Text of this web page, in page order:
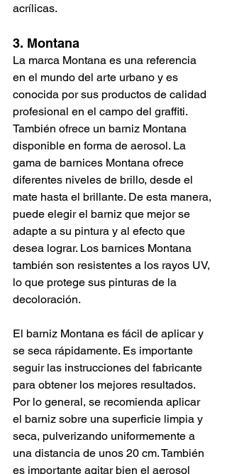
acrílicas.
3. Montana
La marca Montana es una referencia
en el mundo del arte urbano y es
conocida por sus productos de calidad
profesional en el campo del graffiti.
También ofrece un barniz Montana
disponible en forma de aerosol. La
gama de barnices Montana ofrece
diferentes niveles de brillo, desde el
mate hasta el brillante. De esta manera,
puede elegir el barniz que mejor se
adapte a su pintura y al efecto que
desea lograr. Los barnices Montana
también son resistentes a los rayos UV,
lo que protege sus pinturas de la
decoloración.
El barniz Montana es fácil de aplicar y
se seca rápidamente. Es importante
seguir las instrucciones del fabricante
para obtener los mejores resultados.
Por lo general, se recomienda aplicar
el barniz sobre una superficie limpia y
seca, pulverizando uniformemente a
una distancia de unos 20 cm. También
es importante agitar bien el aerosol